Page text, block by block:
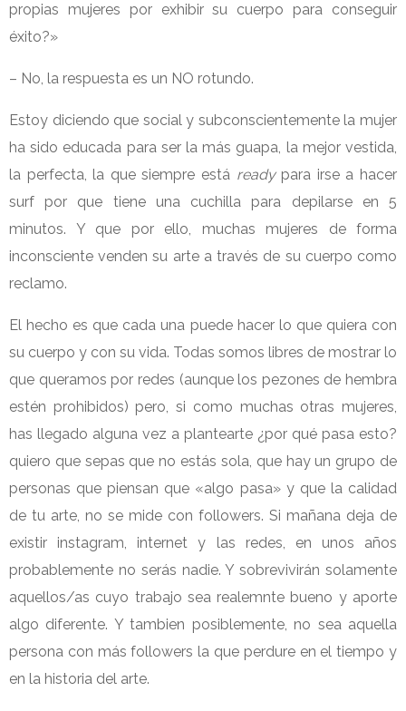
propias mujeres por exhibir su cuerpo para conseguir
éxito?»
– No, la respuesta es un NO rotundo.
Estoy diciendo que social y subconscientemente la mujer
ha sido educada para ser la más guapa, la mejor vestida,
la perfecta, la que siempre está readypara irse a hacer
surf por que tiene una cuchilla para depilarse en 5
minutos. Y que por ello, muchas mujeres de forma
inconsciente venden su arte a través de su cuerpo como
reclamo.
El hecho es que cada una puede hacer lo que quiera con
su cuerpo y con su vida. Todas somos libres de mostrar lo
que queramos por redes (aunque los pezones de hembra
estén prohibidos) pero, si como muchas otras mujeres,
has llegado alguna vez a plantearte ¿por qué pasa esto?
quiero que sepas que no estás sola, que hay un grupo de
personas que piensan que «algo pasa» y que la calidad
de tu arte, no se mide con followers. Si mañana deja de
existir instagram, internet y las redes, en unos años
probablemente no serás nadie. Y sobrevivirán solamente
aquellos/as cuyo trabajo sea realemnte bueno y aporte
algo diferente. Y tambien posiblemente, no sea aquella
persona con más followers la que perdure en el tiempo y
en la historia del arte.